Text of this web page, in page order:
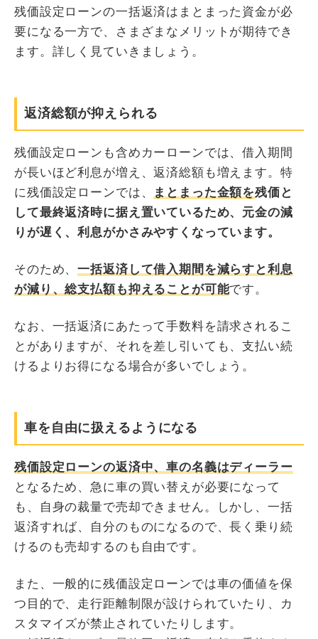
残価設定ローンの一括返済はまとまった資金が必
要になる一方で、さまざまなメリットが期待でき
ます。詳しく見ていきましょう。
返済総額が抑えられる
残価設定ローンも含めカーローンでは、借入期間
が長いほど利息が増え、返済総額も増えます。特
に残価設定ローンでは、
まとまった金額を残価と
して最終返済時に据え置いているため、元金の減
りが遅く、利息がかさみやすくなっています。
そのため、一括返済して借入期間を減らすと利息
が減り、総支払額も抑えることが可能です。
なお、一括返済にあたって手数料を請求されるこ
とがありますが、それを差し引いても、支払い続
けるよりお得になる場合が多いでしょう。
車を自由に扱えるようになる
残価設定ローンの返済中、車の名義はディーラー
となるため、急に車の買い替えが必要になって
も、自身の裁量で売却できません。しかし、一括
返済すれば、自分のものになるので、長く乗り続
けるのも売却するのも自由です。
また、一般的に残価設定ローンでは車の価値を保
つ目的で、走行距離制限が設けられていたり、カ
スタマイズが禁止されていたりします。